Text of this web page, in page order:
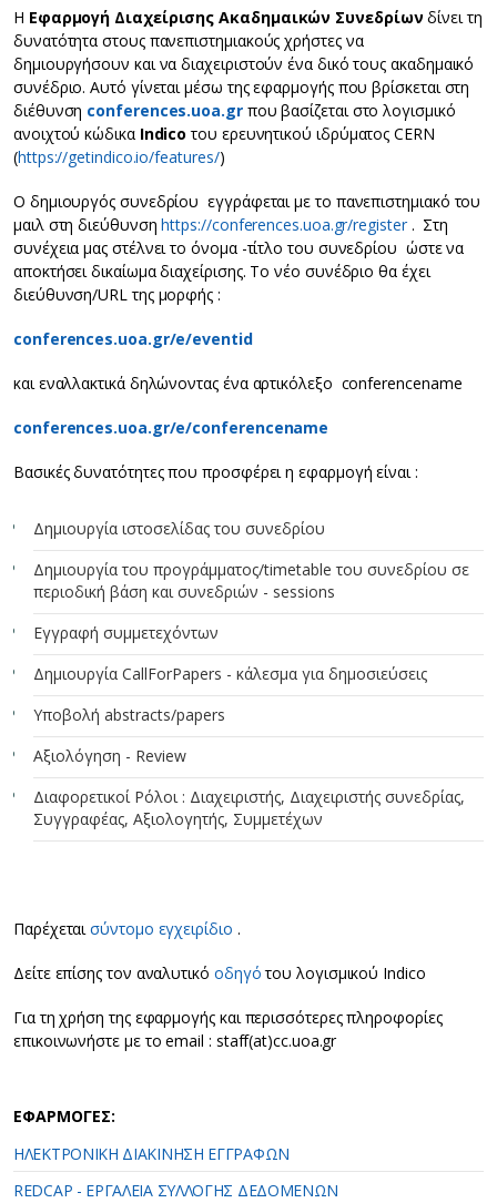
H Eφαρμογή Διαχείρισης Aκαδημαικών Συνεδρίωνδίνει τη
δυνατότητα στους πανεπιστημιακούς χρήστες να
δημιουργήσουν και να διαχειριστούν ένα δικό τους ακαδημαικό
συνέδριο. Αυτό γίνεται μέσω της εφαρμογής που βρίσκεται στη
διέθυνση conferences.uoa.grπου βασίζεται στο λογισμικό
ανοιχτού κώδικα Indico του ερευνητικού ιδρύματος CERN
(https://getindico.io/features/)
Ο δημιουργός συνεδρίου εγγράφεται με το πανεπιστημιακό του
μαιλ στη διεύθυνσηhttps://conferences.uoa.gr/register. Στη
συνέχεια μας στέλνει το όνομα -τίτλο του συνεδρίου ώστε να
αποκτήσει δικαίωμα διαχείρισης. Το νέο συνέδριο θα έχει
διεύθυνση/URL της μορφής :
conferences.uoa.gr/e/eventid
και εναλλακτικά δηλώνοντας ένα αρτικόλεξο conferencename
conferences.uoa.gr/e/conferencename
Βασικές δυνατότητες που προσφέρει η εφαρμογή είναι :
Δημιουργία ιστοσελίδας του συνεδρίου
Δημιουργία του προγράμματος/timetable του συνεδρίου σε
περιοδική βάση και συνεδριών - sessions
Εγγραφή συμμετεχόντων
Δημιουργία CallForPapers - κάλεσμα για δημοσιεύσεις
Υποβολή abstracts/papers
Aξιολόγηση - Review
Διαφορετικοί Ρόλοι : Διαχειριστής, Διαχειριστής συνεδρίας,
Συγγραφέας, Αξιολογητής, Συμμετέχων
Παρέχεταισύντομο εγχειρίδιο .
Δείτε επίσης τον αναλυτικό οδηγότου λογισμικού Indico
Για τη χρήση της εφαρμογής και περισσότερες πληροφορίες
επικοινωνήστε με το email : staff(at)cc.uoa.gr
ΕΦΑΡΜΟΓΕΣ:
ΗΛΕΚΤΡΟΝΙΚΗ ΔΙΑΚΙΝΗΣΗ ΕΓΓΡΑΦΩΝ
REDCAP - ΕΡΓΑΛΕΙΑ ΣΥΛΛΟΓΗΣ ΔΕΔΟΜΕΝΩΝ